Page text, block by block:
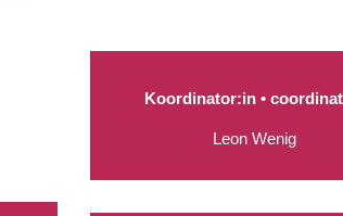
Koordinator:in •
Leon Wenig